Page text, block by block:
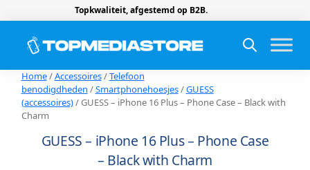
Topkwaliteit, afgestemd op B2B.
Home/Accessoires/Telefoon
benodigdheden /Smartphonehoesjes/GUESS
(accessoires)/ GUESS – iPhone 16 Plus – Phone Case – Black with
Charm
GUESS – iPhone 16 Plus – Phone Case
– Black with Charm